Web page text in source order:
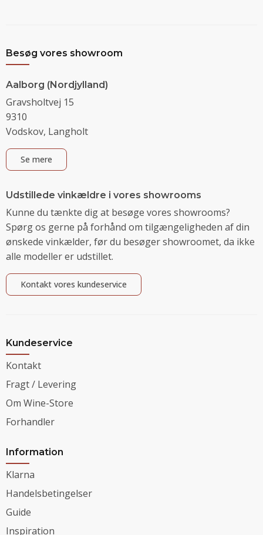
Besøg vores showroom
Aalborg (Nordjylland)
Gravsholtvej 15
9310
Vodskov, Langholt
Se mere
Udstillede vinkældre i vores showrooms
Kunne du tænkte dig at besøge vores showrooms?
Spørg os gerne på forhånd om tilgængeligheden af din
ønskede vinkælder, før du besøger showroomet, da ikke
alle modeller er udstillet.
Kontakt vores kundeservice
Kundeservice
Kontakt
Fragt / Levering
Om Wine-Store
Forhandler
Information
Klarna
Handelsbetingelser
Guide
Inspiration